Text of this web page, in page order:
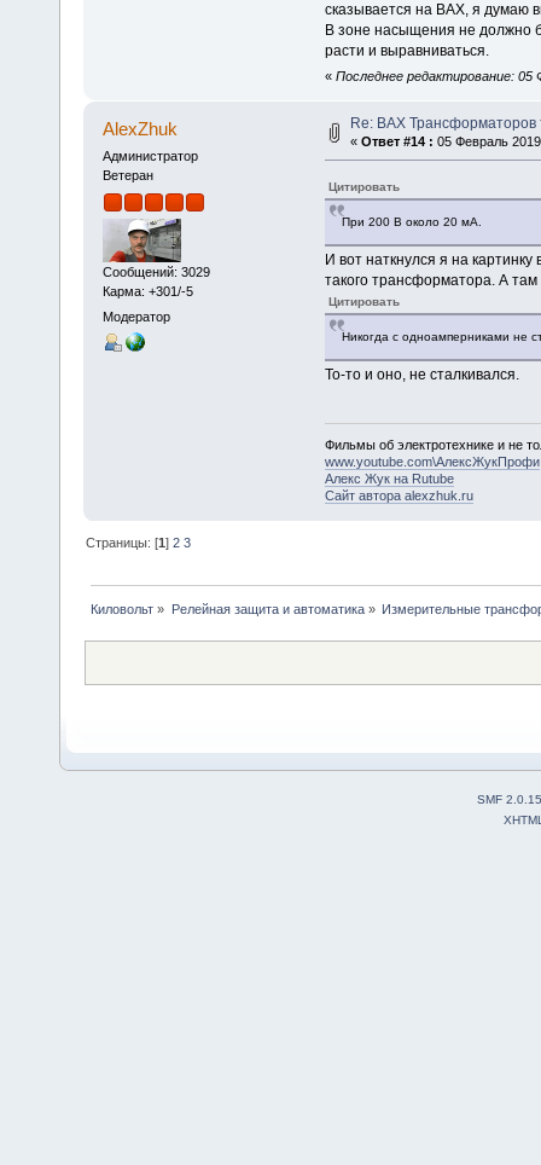
сказывается на ВАХ, я думаю
В зоне насыщения не должно
расти и выравниваться.
« Последнее редактирование: 05
AlexZhuk
Администратор
Ветеран
Сообщений: 3029
Карма: +301/-5
Модератор
Re: ВАХ Трансформаторов
« Ответ #14 : 05 Февраль
Цитировать
При 200 В около 20 мА.
И вот наткнулся я на
такого трансформатора. А
Цитировать
Никогда с одноамперниками не
То-то и оно, не сталкивался.
Фильмы об электротехнике и не
www.youtube.com\АлексЖукПрофи
Алекс Жук на Rutube
Сайт автора alexzhuk.ru
Страницы: [1]2 3
Киловольт » Релейная защита и автоматика» Измерительные
SMF 2.0.15